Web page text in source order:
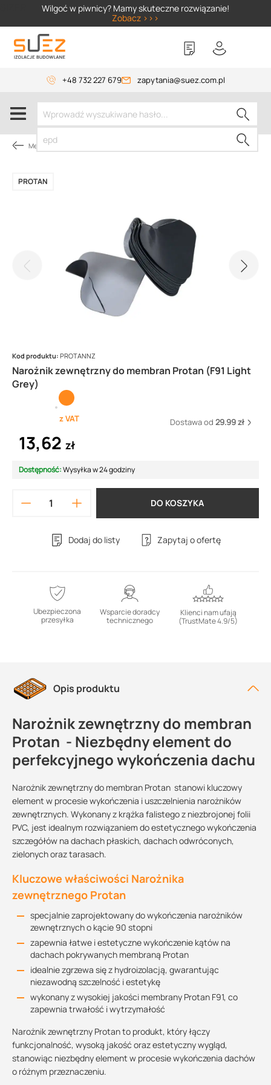
Wilgoć w piwnicy? Mamy skuteczne rozwiązanie!
Zobacz >>>
+48 732 227 679 zapytania@suez.com.pl
Membrany dachowe
Narożnik zewnętrzny do membran Protan (F91 Light
Grey)
PROTAN
Kod produktu: PROTANNZ
z VAT Dostawa od 29.99 zł
13,62 zł
Dostępność:Wysyłka w 24 godziny
DO KOSZYKA
Dodaj do listy Zapytaj o ofertę
Ubezpieczona
przesyłka
Wsparcie doradcy
technicznego
Klienci nam ufają
(TrustMate 4.9/5)
Opis produktu
Narożnik zewnętrzny do membran
Protan - Niezbędny element do
perfekcyjnego wykończenia dachu
Narożnik zewnętrzny do membran Protan stanowi kluczowy
element w procesie wykończenia i uszczelnienia narożników
zewnętrznych. Wykonany z krążka falistego z niezbrojonej folii
PVC, jest idealnym rozwiązaniem do estetycznego wykończenia
szczegółów na dachach płaskich, dachach odwróconych,
zielonych oraz tarasach.
Kluczowe właściwości Narożnika
zewnętrznego Protan
specjalnie zaprojektowany do wykończenia narożników
zewnętrznych o kącie 90 stopni
zapewnia łatwe i estetyczne wykończenie kątów na
dachach pokrywanych membraną Protan
idealnie zgrzewa się z hydroizolacją, gwarantując
niezawodną szczelność i estetykę
wykonany z wysokiej jakości membrany Protan F91, co
zapewnia trwałość i wytrzymałość
Narożnik zewnętrzny Protan to produkt, który łączy
funkcjonalność, wysoką jakość oraz estetyczny wygląd,
stanowiąc niezbędny element w procesie wykończenia dachów
o różnym przeznaczeniu.